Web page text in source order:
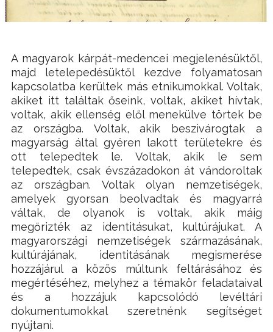
A magyarok kárpát-medencei megjelenésüktől,
majd letelepedésüktől kezdve folyamatosan
kapcsolatba kerültek más etnikumokkal. Voltak,
akiket itt találtak őseink, voltak, akiket hívtak,
voltak, akik ellenség elől menekülve törtek be
az országba. Voltak, akik beszivárogtak a
magyarság által gyéren lakott területekre és
ott telepedtek le. Voltak, akik le sem
telepedtek, csak évszázadokon át vándoroltak
az országban. Voltak olyan nemzetiségek,
amelyek gyorsan beolvadtak és magyarrá
váltak, de olyanok is voltak, akik máig
megőrizték az identitásukat, kultúrájukat. A
magyarországi nemzetiségek származásának,
kultúrájának, identitásának megismerése
hozzájárul a közös múltunk feltárásához és
megértéséhez, melyhez a témakör feladataival
és a hozzájuk kapcsolódó levéltári
dokumentumokkal szeretnénk segítséget
nyújtani.